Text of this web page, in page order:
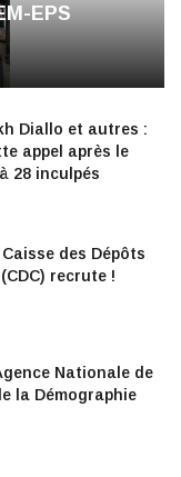
EPS
Diallo et autres :
appel après le
28 inculpés
des Dépôts
recrute !
Nationale de
la Démographie